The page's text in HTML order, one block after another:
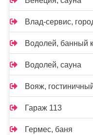
Влад-сервис,
Водолей, банный
Водолей, сауна
Вояж,
Гараж 113
Гермес, баня